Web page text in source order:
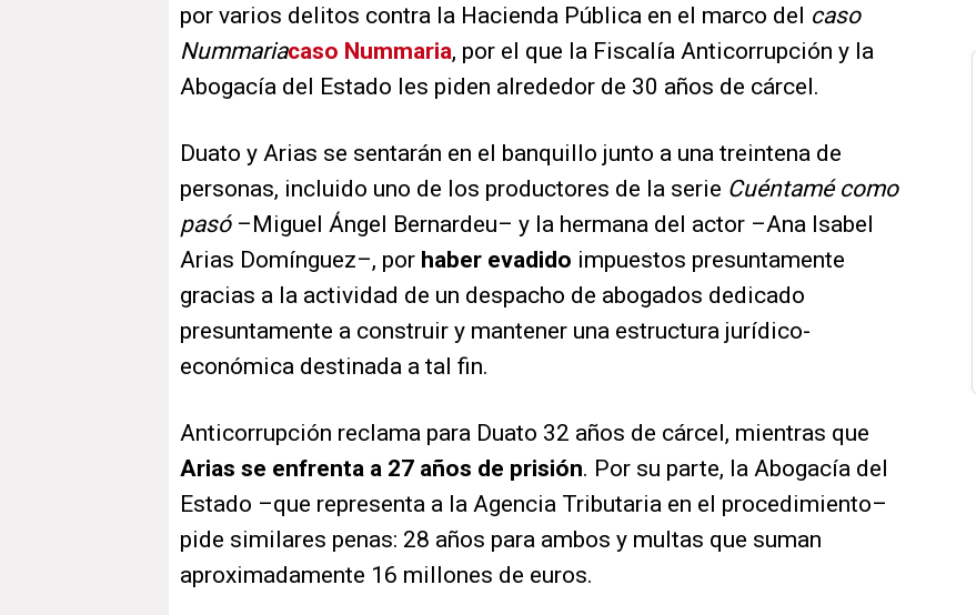
por varios delitos contra la Hacienda Pública en el marco del caso
Nummariacaso Nummaria, por el que la Fiscalía Anticorrupción y la
Abogacía del Estado les piden alrededor de 30 años de cárcel.
Duato y Arias se sentarán en el banquillo junto a una treintena de
personas, incluido uno de los productores de la serie Cuéntamé como
pasó–Miguel Ángel Bernardeu– y la hermana del actor –Ana Isabel
Arias Domínguez–, por haber evadido impuestos presuntamente
gracias a la actividad de un despacho de abogados dedicado
presuntamente a construir y mantener una estructura jurídico-
económica destinada a tal fin.
Anticorrupción reclama para Duato 32 años de cárcel, mientras que
Arias se enfrenta a 27 años de prisión. Por su parte, la Abogacía del
Estado –que representa a la Agencia Tributaria en el procedimiento–
pide similares penas: 28 años para ambos y multas que suman
aproximadamente 16 millones de euros.